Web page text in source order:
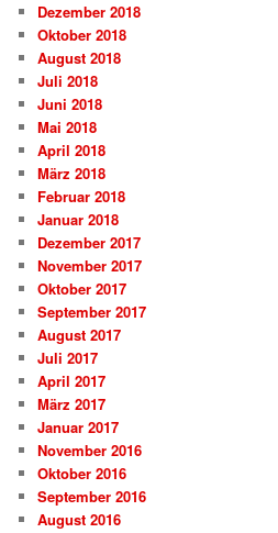
Dezember 2018
Oktober 2018
August 2018
Juli 2018
Juni 2018
Mai 2018
April 2018
März 2018
Februar 2018
Januar 2018
Dezember 2017
November 2017
Oktober 2017
September 2017
August 2017
Juli 2017
April 2017
März 2017
Januar 2017
November 2016
Oktober 2016
September 2016
August 2016